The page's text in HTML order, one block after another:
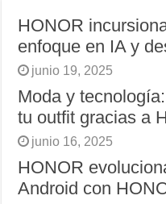
HONOR
enfoque en IA y
junio 19, 2025
Moda y
tu outfit gracias a
junio 16, 2025
HONOR
Android con